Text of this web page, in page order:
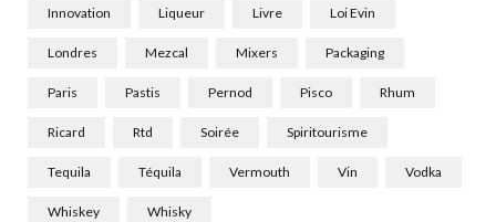
Innovation Liqueur Livre Loi Evin
Londres Mezcal Mixers Packaging
Paris Pastis Pernod Pisco Rhum
Ricard Rtd Soirée Spiritourisme
Tequila Téquila Vermouth Vin Vodka
Whiskey Whisky